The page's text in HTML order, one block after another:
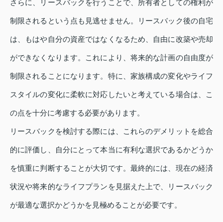
さらに、リースバックを行うことで、所有者としての権利が
制限されるという点も見逃せません。リースバック後の自宅
は、もはや自分の資産ではなくなるため、自由に改築や売却
ができなくなります。これにより、将来的な計画の自由度が
制限されることになります。特に、家族構成の変化やライフ
スタイルの変化に柔軟に対応したいと考えている場合は、こ
の点を十分に考慮する必要があります。
リースバックを検討する際には、これらのデメリットを総合
的に評価し、自分にとって本当に有利な選択であるかどうか
を慎重に判断することが大切です。最終的には、現在の経済
状況や将来的なライフプランを見据えた上で、リースバック
が最適な選択かどうかを見極めることが必要です。